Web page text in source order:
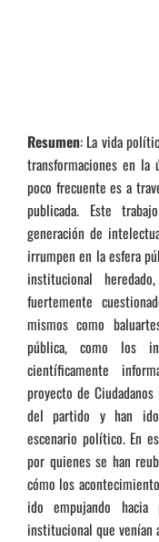
Resumen: La vida
transformaciones en la
poco frecuente es a
publicada. Este
generación de
irrumpen en la esfera
institucional
fuertemente
mismos como
pública, como los
científicamente
proyecto de
del partido y han
escenario político. En
por quienes se han
cómo los
ido empujando
institucional que venían